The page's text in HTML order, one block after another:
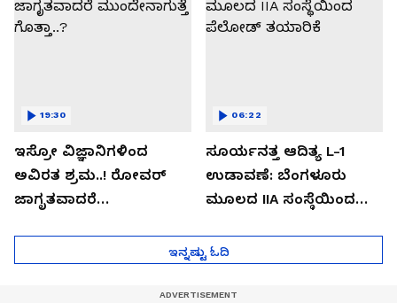
ಇಸ್ರೋ ವಿಜ್ಞಾನಿಗಳಿಂದ
ಅವಿರತ ಶ್ರಮ..! ರೋವರ್
ಜಾಗೃತವಾದರೆ
19:30
ಸೂರ್ಯನತ್ತ ಆದಿತ್ಯ L-1
ಉಡಾವಣೆ: ಬೆಂಗಳೂರು
ಮೂಲದ IIA ಸಂಸ್ಥೆಯಿಂದ
06:22
ಇನ್ನಷ್ಟು ಓದಿ